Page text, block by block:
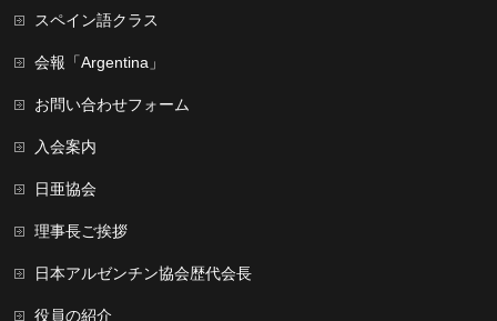
スペイン語クラス
会報「Argentina」
お問い合わせフォーム
入会案内
日亜協会
理事長ご挨拶
日本アルゼンチン協会歴代会長
役員の紹介